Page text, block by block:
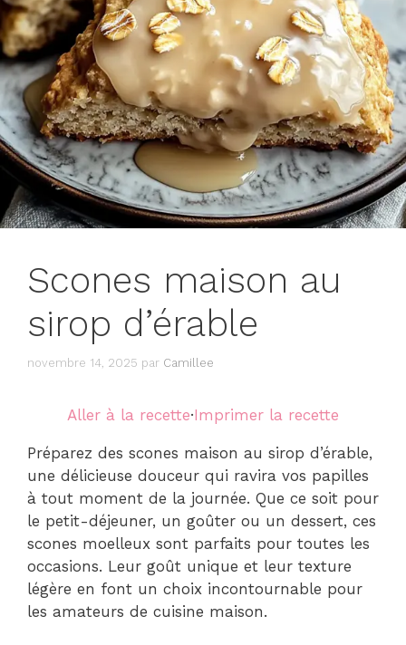
Scones maison au
sirop d’érable
novembre 14, 2025 par Camillee
Aller à la recette·Imprimer la recette
Préparez des scones maison au sirop d’érable,
une délicieuse douceur qui ravira vos papilles
à tout moment de la journée. Que ce soit pour
le petit-déjeuner, un goûter ou un dessert, ces
scones moelleux sont parfaits pour toutes les
occasions. Leur goût unique et leur texture
légère en font un choix incontournable pour
les amateurs de cuisine maison.